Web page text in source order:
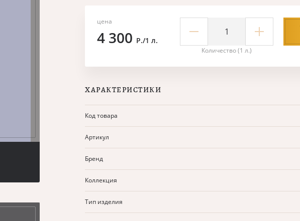
цена
4 300 Р./1 л.
Количество (1 л.)
ХАРАКТЕРИСТИКИ
Код товара
Артикул
Бренд
Коллекция
Тип изделия